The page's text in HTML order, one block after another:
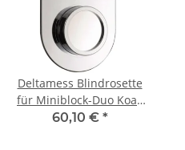
Deltamess Blindrosette
für Miniblock-Duo Koax
2" (bestehend aus 1
60,10 € *